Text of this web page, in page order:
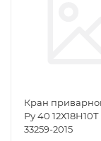
Кран
Ру 40
33259-2015